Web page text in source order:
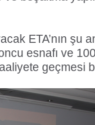
ETA’nın şu
esnafı ve
geçmesi